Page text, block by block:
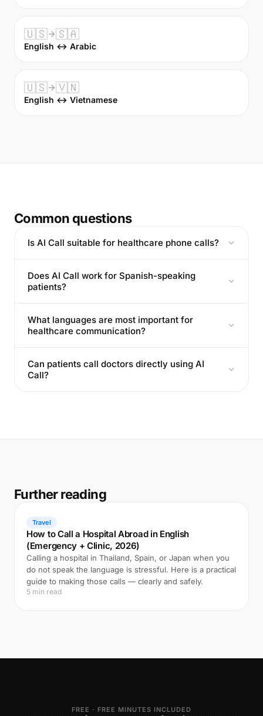
🇺🇸 🇸🇦
English ↔ Arabic
🇺🇸 🇻🇳
English ↔ Vietnamese
Common questions
Is AI Call suitable for healthcare phone calls?
Does AI Call work for Spanish-speaking
patients?
What languages are most important for
healthcare communication?
Can patients call doctors directly using AI
Call?
Further reading
Travel
How to Call a Hospital Abroad in English
(Emergency + Clinic, 2026)
Calling a hospital in Thailand, Spain, or Japan when you
do not speak the language is stressful. Here is a practical
guide to making those calls — clearly and safely.
5 min read
FREE · FREE MINUTES INCLUDED